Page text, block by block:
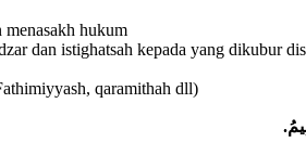
hukum
dan istighatsah kepada yang dikubur
qaramithah dll)
.